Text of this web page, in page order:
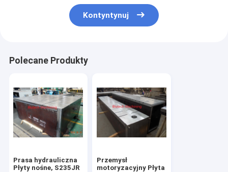
Kontyntynuj
Polecane Produkty
Prasa hydrauliczna
Płyty nośne, S235JR
Przemysł
motoryzacyjny Płyta